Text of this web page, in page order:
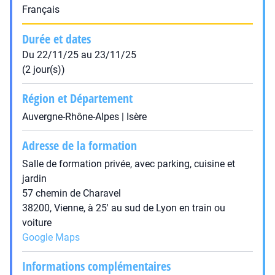
Français
Durée et dates
Du 22/11/25 au 23/11/25
(2 jour(s))
Région et Département
Auvergne-Rhône-Alpes | Isère
Adresse de la formation
Salle de formation privée, avec parking, cuisine et
jardin
57 chemin de Charavel
38200, Vienne, à 25' au sud de Lyon en train ou
voiture
Google Maps
Informations complémentaires